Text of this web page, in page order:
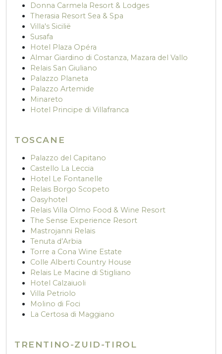
Donna Carmela Resort & Lodges
Therasia Resort Sea & Spa
Villa's Sicilië
Susafa
Hotel Plaza Opéra
Almar Giardino di Costanza, Mazara del Vallo
Relais San Giuliano
Palazzo Planeta
Palazzo Artemide
Minareto
Hotel Principe di Villafranca
TOSCANE
Palazzo del Capitano
Castello La Leccia
Hotel Le Fontanelle
Relais Borgo Scopeto
Oasyhotel
Relais Villa Olmo Food & Wine Resort
The Sense Experience Resort
Mastrojanni Relais
Tenuta d’Arbia
Torre a Cona Wine Estate
Colle Alberti Country House
Relais Le Macine di Stigliano
Hotel Calzaiuoli
Villa Petriolo
Molino di Foci
La Certosa di Maggiano
TRENTINO-ZUID-TIROL